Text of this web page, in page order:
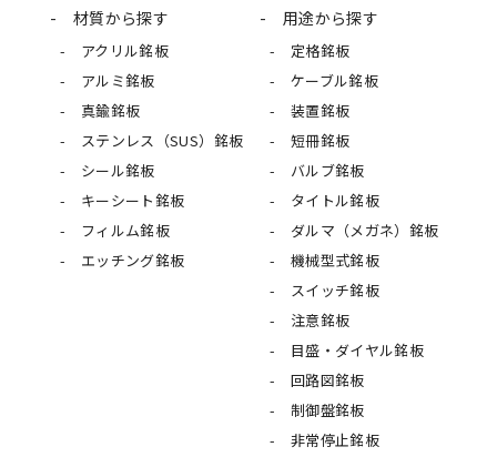
材質から探す
アクリル銘板
アルミ銘板
真鍮銘板
ステンレス（SUS）銘板
シール銘板
キーシート銘板
フィルム銘板
エッチング銘板
用途から探す
定格銘板
ケーブル銘板
装置銘板
短冊銘板
バルブ銘板
タイトル銘板
ダルマ（メガネ）銘板
機械型式銘板
スイッチ銘板
注意銘板
目盛・ダイヤル銘板
回路図銘板
制御盤銘板
非常停止銘板